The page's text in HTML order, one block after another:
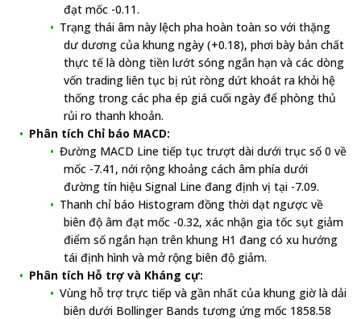
đạt mốc -0.11.
Trạng thái âm này lệch pha hoàn toàn so với thặng
dư dương của khung ngày (+0.18), phơi bày bản chất
thực tế là dòng tiền lướt sóng ngắn hạn và các dòng
vốn trading liên tục bị rút ròng dứt khoát ra khỏi hệ
thống trong các pha ép giá cuối ngày để phòng thủ
rủi ro thanh khoản.
Phân tích Chỉ báo MACD:
Đường MACD Line tiếp tục trượt dài dưới trục số 0 về
mốc -7.41, nới rộng khoảng cách âm phía dưới
đường tín hiệu Signal Line đang định vị tại -7.09.
Thanh chỉ báo Histogram đồng thời dạt ngược về
biên độ âm đạt mốc -0.32, xác nhận gia tốc sụt giảm
điểm số ngắn hạn trên khung H1 đang có xu hướng
tái định hình và mở rộng biên độ giảm.
Phân tích Hỗ trợ và Kháng cự:
Vùng hỗ trợ trực tiếp và gần nhất của khung giờ là dải
biên dưới Bollinger Bands tương ứng mốc 1858.58